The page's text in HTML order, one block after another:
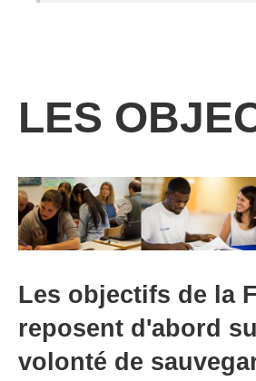
LES
Les objectifs de la
reposent d'abord
volonté de